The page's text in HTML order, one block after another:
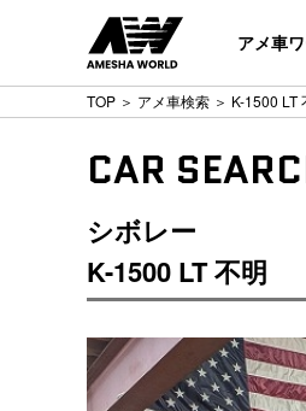
アメ車
TOP ＞ アメ車検索 ＞ K-1500 LT
CAR
シボレー
K-1500 LT 不明